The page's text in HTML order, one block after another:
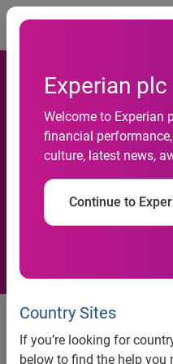
Experian plc
Welcome to Experian
financial
culture, latest news,
Continue to
Country Sites
If you’re looking for
below to find the help you
Atividade
2013 com
próximo a
indicador de
Serasa
Atividade
com